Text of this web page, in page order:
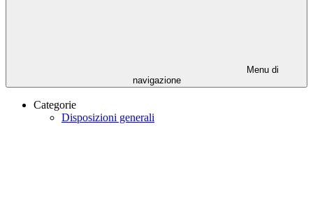
Menu di
navigazione
Categorie
Disposizioni generali